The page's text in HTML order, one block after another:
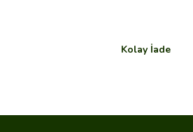
Kolay İade